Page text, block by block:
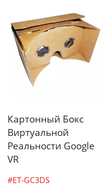
Картонный Бокс
Виртуальной
Реальности Google
VR
#ET-GC3DS